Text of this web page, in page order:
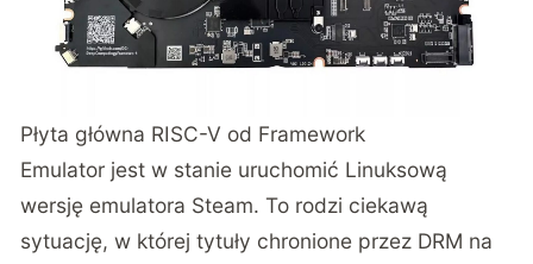
Płyta główna RISC-V od Framework
Emulator jest w stanie uruchomić Linuksową
wersję emulatora Steam. To rodzi ciekawą
sytuację, w której tytuły chronione przez DRM na